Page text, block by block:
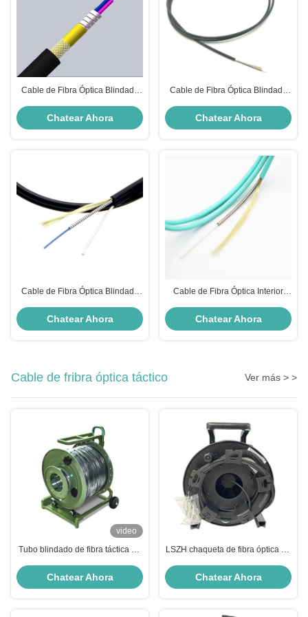
Cable de Fibra Óptica Blindado
Núcleos para Uso Interior y
Exterior
Chatear Ahora
Cable de Fibra Óptica Blindado
Flexión Personalizado con Tubo
Flexible de Acero Inoxidable para
Chatear Ahora
Cable de Fibra Óptica Blindado
Interiores y Exteriores con 2-288
Fibras para Centros de Datos y
Chatear Ahora
Cable de Fibra Óptica Interior
Calidad con Chaqueta LSZH de
PVC y Longitud Personalizada
Chatear Ahora
Cable de fribra óptica táctico Ver más > >
video
Tubo blindado de fibra táctica de
de fribra óptica TPU para las
Chatear Ahora
LSZH chaqueta de fibra óptica de
cable táctico
Chatear Ahora